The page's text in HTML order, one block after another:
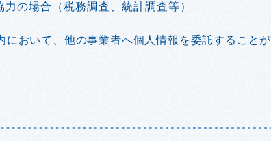
の場合（税務調査、統計調査等）
おいて、他の事業者へ個人情報を委託することが